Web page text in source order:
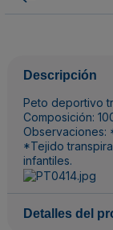
Descripción
Peto deportivo
Composición:
Observaciones:
*Tejido
infantiles.
Detalles del